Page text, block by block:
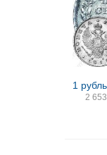
2 653